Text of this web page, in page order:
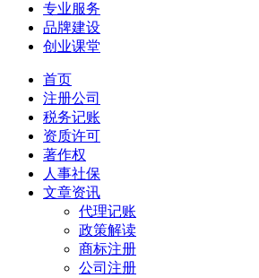
专业服务
品牌建设
创业课堂
首页
注册公司
税务记账
资质许可
著作权
人事社保
文章资讯
代理记账
政策解读
商标注册
公司注册